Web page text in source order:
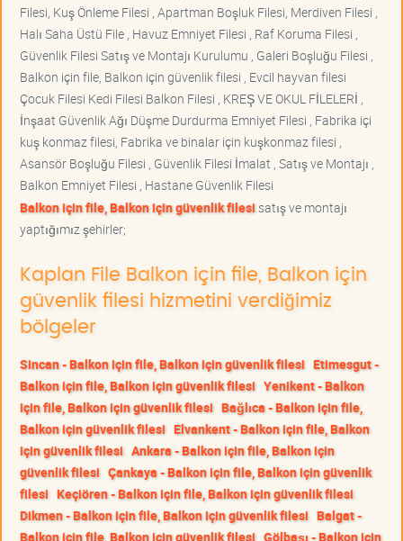
Filesi, Kuş Önleme Filesi , Apartman Boşluk Filesi, Merdiven Filesi ,
Halı Saha Üstü File , Havuz Emniyet Filesi , Raf Koruma Filesi ,
Güvenlik Filesi Satış ve Montajı Kurulumu , Galeri Boşluğu Filesi ,
Balkon için file, Balkon için güvenlik filesi , Evcil hayvan filesi
Çocuk Filesi Kedi Filesi Balkon Filesi , KREŞ VE OKUL FİLELERİ ,
İnşaat Güvenlik Ağı Düşme Durdurma Emniyet Filesi , Fabrika içi
kuş konmaz filesi, Fabrika ve binalar için kuşkonmaz filesi ,
Asansör Boşluğu Filesi , Güvenlik Filesi İmalat , Satış ve Montajı ,
Balkon Emniyet Filesi , Hastane Güvenlik Filesi
Balkon için file, Balkon için güvenlik filesisatış ve montajı
yaptığımız şehirler;
Kaplan File Balkon için file, Balkon için
güvenlik filesi hizmetini verdiğimiz
bölgeler
Sincan - Balkon için file, Balkon için güvenlik filesi Etimesgut -
Balkon için file, Balkon için güvenlik filesi Yenikent - Balkon
için file, Balkon için güvenlik filesi Bağlıca - Balkon için file,
Balkon için güvenlik filesi Elvankent - Balkon için file, Balkon
için güvenlik filesi Ankara - Balkon için file, Balkon için
güvenlik filesi Çankaya - Balkon için file, Balkon için güvenlik
filesi Keçiören - Balkon için file, Balkon için güvenlik filesi
Dikmen - Balkon için file, Balkon için güvenlik filesi Balgat -
Balkon için file, Balkon için güvenlik filesi Gölbaşı - Balkon için